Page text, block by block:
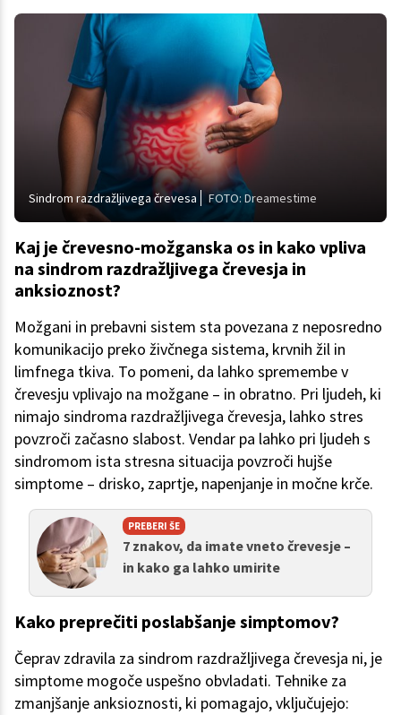
Sindrom razdražljivega črevesa FOTO: Dreamestime
Kaj je črevesno-možganska os in kako vpliva
na sindrom razdražljivega črevesja in
anksioznost?
Možgani in prebavni sistem sta povezana z neposredno
komunikacijo preko živčnega sistema, krvnih žil in
limfnega tkiva. To pomeni, da lahko spremembe v
črevesju vplivajo na možgane – in obratno. Pri ljudeh, ki
nimajo sindroma razdražljivega črevesja, lahko stres
povzroči začasno slabost. Vendar pa lahko pri ljudeh s
sindromom ista stresna situacija povzroči hujše
simptome – drisko, zaprtje, napenjanje in močne krče.
PREBERI ŠE
7 znakov, da imate vneto črevesje –
in kako ga lahko umirite
Kako preprečiti poslabšanje simptomov?
Čeprav zdravila za sindrom razdražljivega črevesja ni, je
simptome mogoče uspešno obvladati. Tehnike za
zmanjšanje anksioznosti, ki pomagajo, vključujejo: